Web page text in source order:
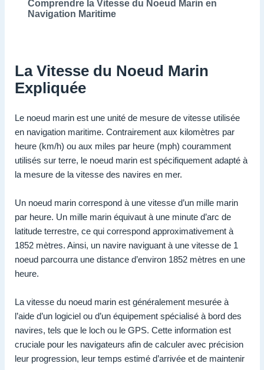
Comprendre la Vitesse du Noeud Marin en
Navigation Maritime
La Vitesse du Noeud Marin
Expliquée
Le noeud marin est une unité de mesure de vitesse utilisée
en navigation maritime. Contrairement aux kilomètres par
heure (km/h) ou aux miles par heure (mph) couramment
utilisés sur terre, le noeud marin est spécifiquement adapté à
la mesure de la vitesse des navires en mer.
Un noeud marin correspond à une vitesse d’un mille marin
par heure. Un mille marin équivaut à une minute d’arc de
latitude terrestre, ce qui correspond approximativement à
1852 mètres. Ainsi, un navire naviguant à une vitesse de 1
noeud parcourra une distance d’environ 1852 mètres en une
heure.
La vitesse du noeud marin est généralement mesurée à
l’aide d’un logiciel ou d’un équipement spécialisé à bord des
navires, tels que le loch ou le GPS. Cette information est
cruciale pour les navigateurs afin de calculer avec précision
leur progression, leur temps estimé d’arrivée et de maintenir